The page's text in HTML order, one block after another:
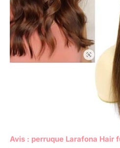
Avis : perruque Larafona Hair